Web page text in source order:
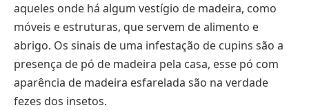
aqueles onde há algum vestígio de madeira, como
móveis e estruturas, que servem de alimento e
abrigo. Os sinais de uma infestação de cupins são a
presença de pó de madeira pela casa, esse pó com
aparência de madeira esfarelada são na verdade
fezes dos insetos.